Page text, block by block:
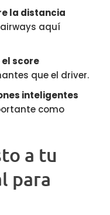
la distancia
aquí
el score
que el driver.
inteligentes
como
a tu
para